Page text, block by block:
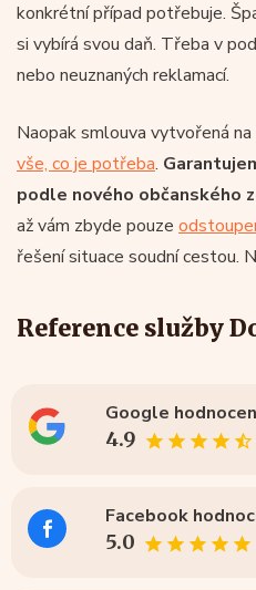
konkrétní případ potřebuje.
si vybírá svou daň. Třeba v
nebo neuznaných reklamací.
Naopak smlouva vytvořená
vše, co je potřeba.
podle nového občanského
až vám zbyde pouze
řešení situace soudní cestou.
Reference služby
Google
4.9
Facebook
5.0